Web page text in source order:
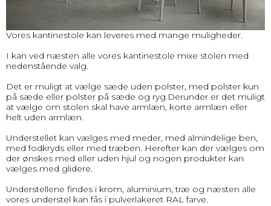
Vores kantinestole kan leveres med mange muligheder.
I kan ved næsten alle vores kantinestole mixe stolen med
nedenstående valg.
Det er muligt at vælge sæde uden polster, med polster kun
på sæde eller polster på sæde og ryg.Derunder er det muligt
at vælge om stolen skal have armlæn, korte armlæn eller
helt uden armlæn.
Understellet kan vælges med meder, med almindelige ben,
med fodkryds eller med træben. Herefter kan der vælges om
der ønskes med eller uden hjul og nogen produkter kan
vælges med glidere.
Understellene findes i krom, aluminium, træ og næsten alle
vores understel kan fås i pulverlakeret RAL farve.